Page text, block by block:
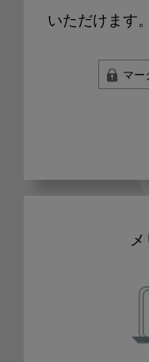
いただけます。
マー
メ